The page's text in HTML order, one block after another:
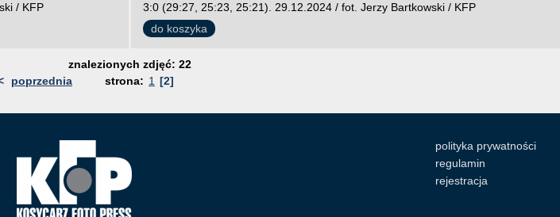
/ KFP
3:0 (29:27, 25:23, 25:21). 29.12.2024 / fot. Jerzy Bartkowski / KFP
do koszyka
znalezionych zdjęć: 22
poprzednia strona: 1 [2]
polityka prywatności
regulamin
rejestracja